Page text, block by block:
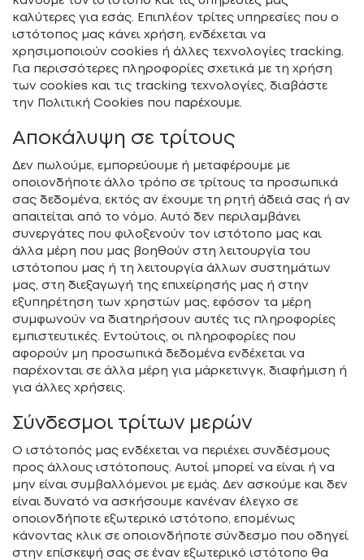
καλύτερες για εσάς. Επιπλέον τρίτες υπηρεσίες που ο
ιστότοπος μας κάνει χρήση, ενδέχεται να
χρησιμοποιούν cookies ή άλλες τεχνολογίες tracking.
Για περισσότερες πληροφορίες σχετικά με τη χρήση
των cookies και τις tracking τεχνολογίες, διαβάστε
την Πολιτική Cookies που παρέχουμε.
Αποκάλυψη σε τρίτους
Δεν πωλούμε, εμπορεύουμε ή μεταφέρουμε με
οποιονδήποτε άλλο τρόπο σε τρίτους τα προσωπικά
σας δεδομένα, εκτός αν έχουμε τη ρητή άδειά σας ή αν
απαιτείται από το νόμο. Αυτό δεν περιλαμβάνει
συνεργάτες που φιλοξενούν τον ιστότοπο μας και
άλλα μέρη που μας βοηθούν στη λειτουργία του
ιστότοπου μας ή τη λειτουργία άλλων συστημάτων
μας, στη διεξαγωγή της επιχείρησής μας ή στην
εξυπηρέτηση των χρηστών μας, εφόσον τα μέρη
συμφωνούν να διατηρήσουν αυτές τις πληροφορίες
εμπιστευτικές. Εντούτοις, οι πληροφορίες που
αφορούν μη προσωπικά δεδομένα ενδέχεται να
παρέχονται σε άλλα μέρη για μάρκετινγκ, διαφήμιση ή
για άλλες χρήσεις.
Σύνδεσμοι τρίτων μερών
Ο ιστότοπός μας ενδέχεται να περιέχει συνδέσμους
προς άλλους ιστότοπους. Αυτοί μπορεί να είναι ή να
μην είναι συμβαλλόμενοι με εμάς. Δεν ασκούμε και δεν
είναι δυνατό να ασκήσουμε κανέναν έλεγχο σε
οποιονδήποτε εξωτερικό ιστότοπο, επομένως
κάνοντας κλικ σε οποιονδήποτε σύνδεσμο που οδηγεί
στην επίσκεψή σας σε έναν εξωτερικό ιστότοπο θα